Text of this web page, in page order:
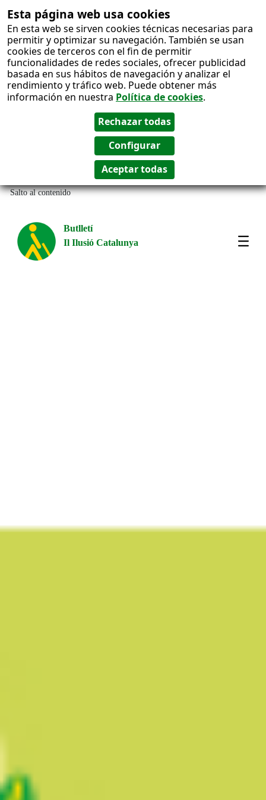
Esta página web usa cookies
En esta web se sirven cookies técnicas necesarias para
permitir y optimizar su navegación. También se usan
cookies de terceros con el fin de permitir
funcionalidades de redes sociales, ofrecer publicidad
basada en sus hábitos de navegación y analizar el
rendimiento y tráfico web. Puede obtener más
información en nuestra Política de cookies.
Salto al contenido
Butlletí
Il Ilusió Catalunya